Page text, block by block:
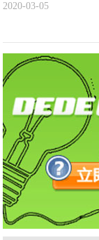
2020-03-05